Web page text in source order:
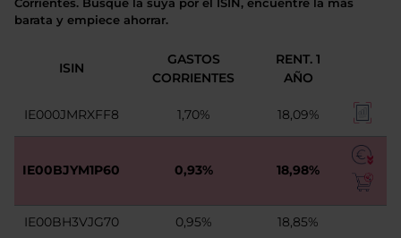
Corrientes. Busque la suya por el ISIN, encuentre la más
barata y empiece ahorrar.
ISIN
GASTOS
CORRIENTES
RENT. 1
AÑO
IE000JMRXFF8 1,70% 18,09%
IE00BJYM1P60 0,93% 18,98%
IE00BH3VJG70 0,95% 18,85%